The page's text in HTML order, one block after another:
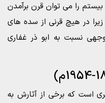
را می توان قرن برآمدن
در هیچ قرنی از سده های
نسبت به ابو ذر غفاری
است که برخی از آثارش به